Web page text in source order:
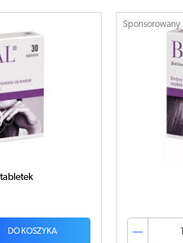
DO KOSZYKA
Sponsorowany